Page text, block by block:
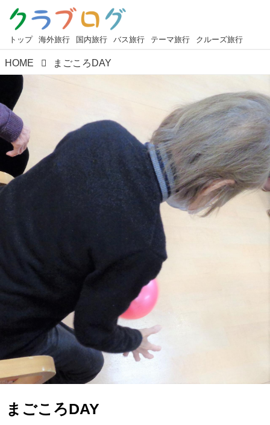
トップ 海外旅行 国内旅行 バス旅行 テーマ旅行 クルーズ旅行
HOME まごころDAY
まごころDAY